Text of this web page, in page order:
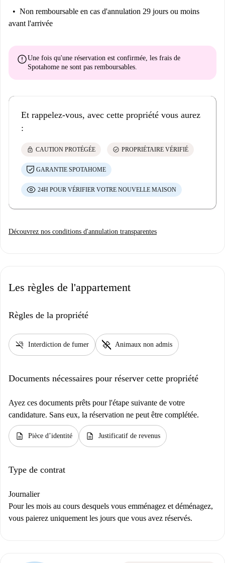
Non remboursable en cas d'annulation 29 jours ou moins
avant l'arrivée
errorUne fois qu'une réservation est confirmée, les frais de
Spotahome ne sont pas remboursables.
Et rappelez-vous, avec cette propriété vous aurez
:
lock CAUTION PROTÉGÉE check_circle PROPRIÉTAIRE VÉRIFIÉ
GARANTIE SPOTAHOME
24H POUR VÉRIFIER VOTRE NOUVELLE MAISON
Découvrez nos conditions d'annulation transparentes
Les règles de l'appartement
Règles de la propriété
smoke_free Interdiction de fumer pet_supplies Animaux non admis
Documents nécessaires pour réserver cette propriété
Ayez ces documents prêts pour l'étape suivante de votre
candidature. Sans eux, la réservation ne peut être complétée.
description Pièce d’identité description Justificatif de revenus
Type de contrat
Journalier
Pour les mois au cours desquels vous emménagez et déménagez,
vous paierez uniquement les jours que vous avez réservés.